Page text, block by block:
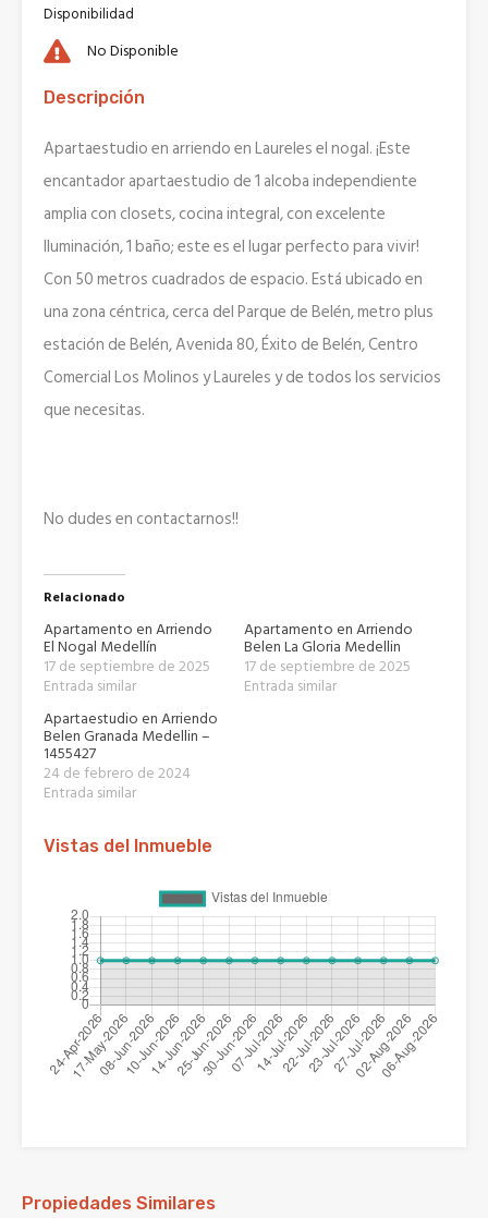
Disponibilidad
No Disponible
Descripción
Apartaestudio en arriendo en Laureles el nogal. ¡Este
encantador apartaestudio de 1 alcoba independiente
amplia con closets, cocina integral, con excelente
Iluminación, 1 baño; este es el lugar perfecto para vivir!
Con 50 metros cuadrados de espacio. Está ubicado en
una zona céntrica, cerca del Parque de Belén, metro plus
estación de Belén, Avenida 80, Éxito de Belén, Centro
Comercial Los Molinos y Laureles y de todos los servicios
que necesitas.
No dudes en contactarnos!!
Relacionado
Apartamento en Arriendo
El Nogal Medellín
17 de septiembre de 2025
Entrada similar
Apartamento en Arriendo
Belen La Gloria Medellin
17 de septiembre de 2025
Entrada similar
Apartaestudio en Arriendo
Belen Granada Medellin –
1455427
24 de febrero de 2024
Entrada similar
Vistas del Inmueble
Propiedades Similares